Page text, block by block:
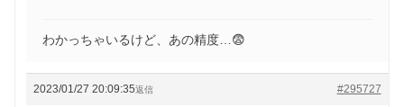
わかっちゃいるけど、あの精度…😨
2023/01/27 20:09:35 #295727
返信